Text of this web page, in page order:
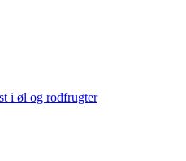
i øl og rodfrugter